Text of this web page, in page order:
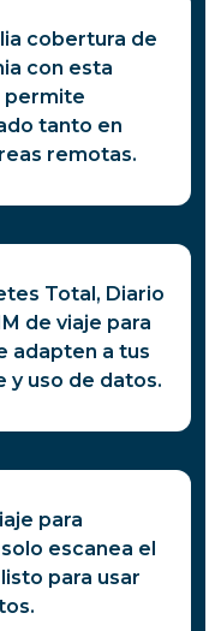
cobertura de
con esta
permite
tanto en
remotas.
Total, Diario
de viaje para
adapten a tus
y uso de datos.
para
escanea el
para usar